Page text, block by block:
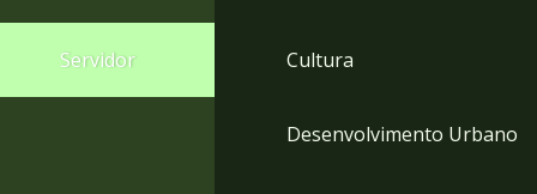
menu
para
Servidor Cultura
Desenvolvimento Urbano